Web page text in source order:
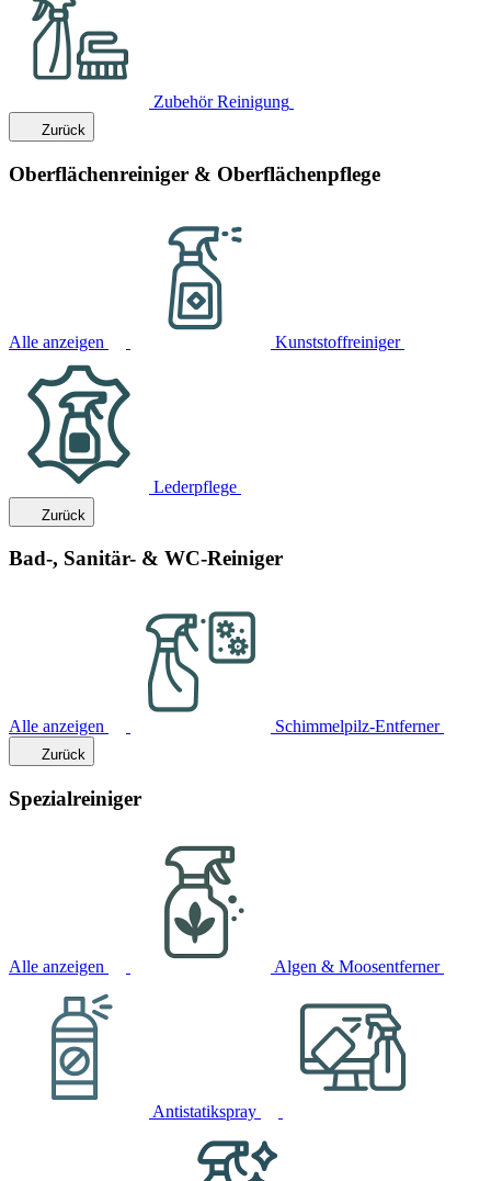
Zubehör Reinigung
Zurück
Oberflächenreiniger & Oberflächenpflege
Alle anzeigen Kunststoffreiniger
Lederpflege
Zurück
Bad-, Sanitär- & WC-Reiniger
Alle anzeigen Schimmelpilz-Entferner
Zurück
Spezialreiniger
Alle anzeigen Algen & Moosentferner
Antistatikspray